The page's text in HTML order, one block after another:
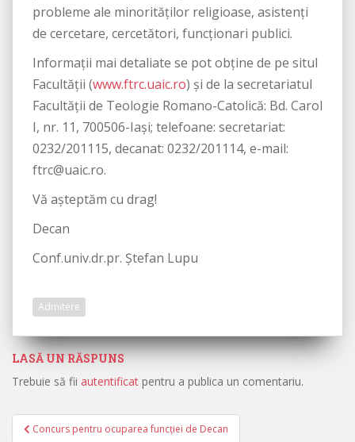
probleme ale minorităților religioase, asistenți
de cercetare, cercetători, funcționari publici.
Informaţii mai detaliate se pot obţine de pe situl
Facultății (www.ftrc.uaic.ro) și de la secretariatul
Facultăţii de Teologie Romano-Catolică: Bd. Carol
I, nr. 11, 700506-Iaşi; telefoane: secretariat:
0232/201115, decanat: 0232/201114, e-mail:
ftrc@uaic.ro.
Vă așteptăm cu drag!
Decan
Conf.univ.dr.pr. Ștefan Lupu
Admitere
LASĂ UN RĂSPUNS
Trebuie să fii autentificat pentru a publica un comentariu.
Concurs pentru ocuparea funcției de Decan